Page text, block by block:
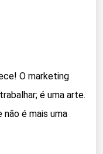
O marketing
é uma arte.
é mais uma